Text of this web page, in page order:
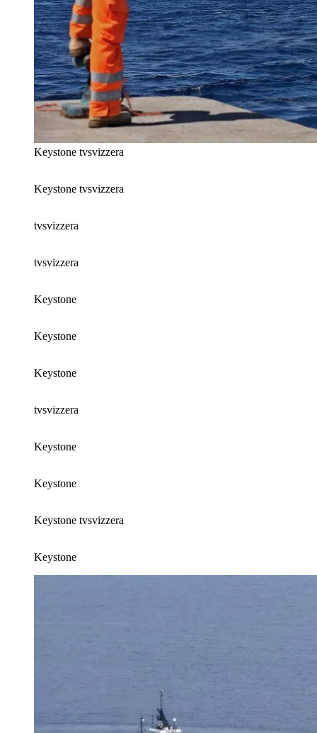
Keystone tvsvizzera
Keystone tvsvizzera
tvsvizzera
tvsvizzera
Keystone
Keystone
Keystone
tvsvizzera
Keystone
Keystone
Keystone tvsvizzera
Keystone